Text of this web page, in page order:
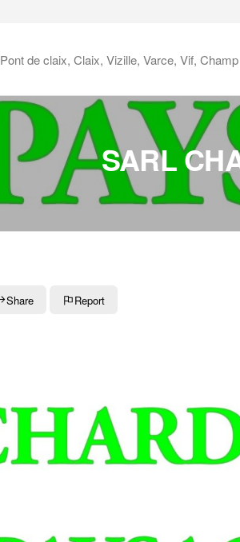
Pont de claix, Claix, Vizille, Varce, Vif,
SARL
Share Report